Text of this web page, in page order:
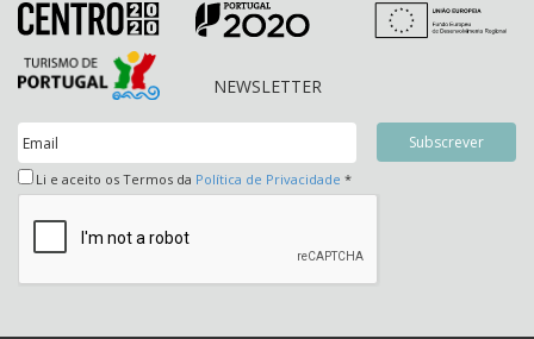
NEWSLETTER
Li e aceito os Termos da Política de Privacidade *